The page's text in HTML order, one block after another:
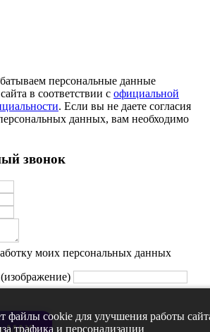
трава
(чабрец)
персональные данные
в соответствии с официальной
. Если вы не даете согласия
данных, вам необходимо
файлы cookie для улучшения работы
трафика и персонализации
звонок
моих персональных данных